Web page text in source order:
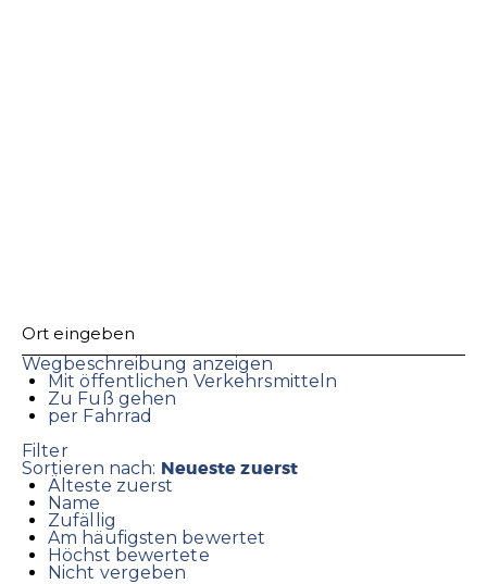
Wegbeschreibung anzeigen
Mit öffentlichen Verkehrsmitteln
Zu Fuß gehen
per Fahrrad
Filter
Sortieren nach: Neueste zuerst
Älteste zuerst
Name
Zufällig
Am häufigsten bewertet
Höchst bewertete
Nicht vergeben